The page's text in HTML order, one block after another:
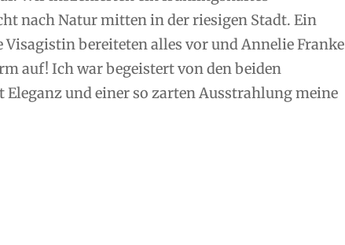
nach Natur mitten in der riesigen Stadt. Ein
bereiteten alles vor und Annelie Franke
auf! Ich war begeistert von den beiden
und einer so zarten Ausstrahlung meine